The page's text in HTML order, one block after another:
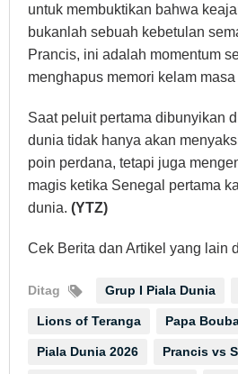
untuk membuktikan bahwa
bukanlah sebuah kebetulan
Prancis, ini adalah momentum
menghapus memori kelam masa
Saat peluit pertama dibunyikan
dunia tidak hanya akan
poin perdana, tetapi juga
magis ketika Senegal pertama
dunia. (YTZ)
Cek Berita dan Artikel yang lain
Ditag Grup I Piala Dunia
Lions of Teranga Papa
Piala Dunia 2026 Prancis vs